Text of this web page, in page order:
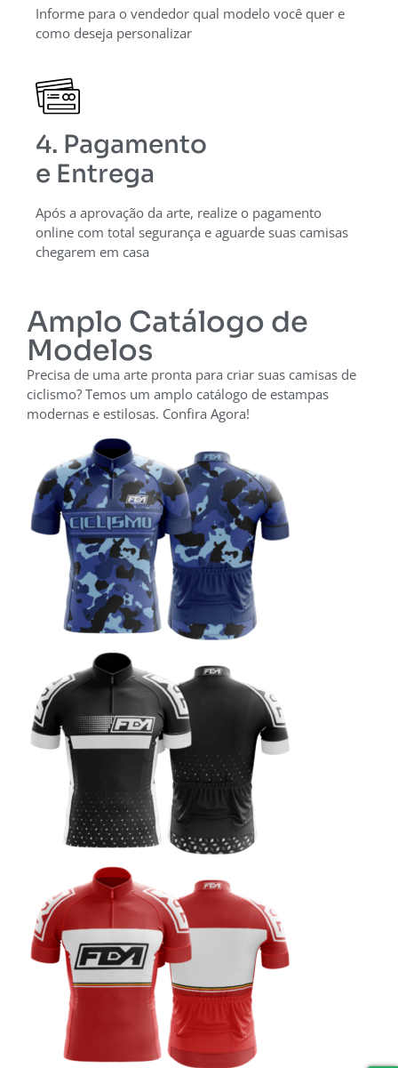
Informe para o vendedor qual modelo você quer e
como deseja personalizar
4. Pagamento
e Entrega
Após a aprovação da arte, realize o pagamento
online com total segurança e aguarde suas camisas
chegarem em casa
Amplo Catálogo de
Modelos
Precisa de uma arte pronta para criar suas camisas de
ciclismo? Temos um amplo catálogo de estampas
modernas e estilosas. Confira Agora!